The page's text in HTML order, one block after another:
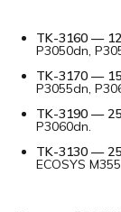
TK-3160 —
P3050dn,
TK-3170 —
P3055dn,
TK-3190 —
P3060dn.
TK-3130 —
ECOSYS